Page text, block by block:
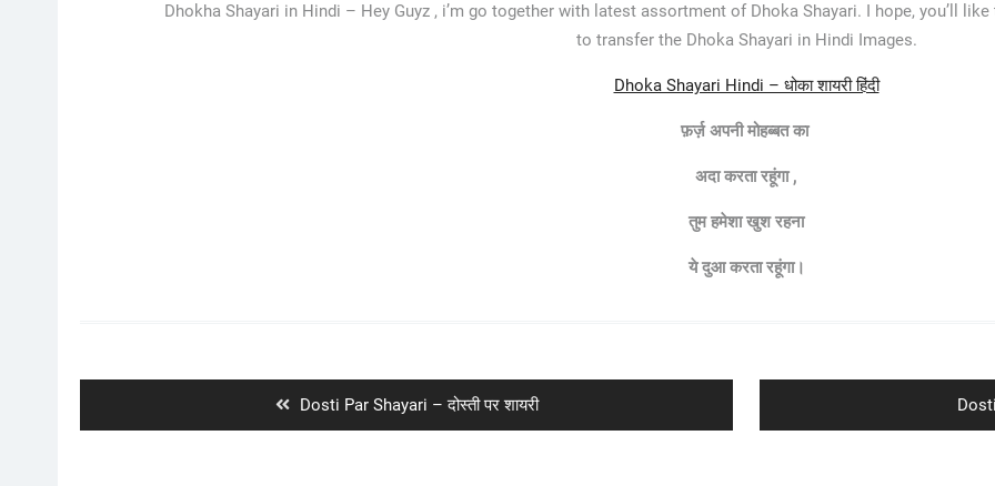
Dhokha Shayari in Hindi – Hey Guyz , i’m go together with latest assortment of Dhoka Shayari. I hope, you’ll
to transfer the Dhoka Shayari in Hindi Images.
Dhoka Shayari Hindi – धोका शायरी हिंदी
फ़र्ज़ अपनी मोहब्बत का
अदा करता रहूंगा ,
तुम हमेशा खुश रहना
ये दुआ करता रहूंगा।
Previous
post:
Dosti Par Shayari – दोस्ती पर शायरी
Next
post: